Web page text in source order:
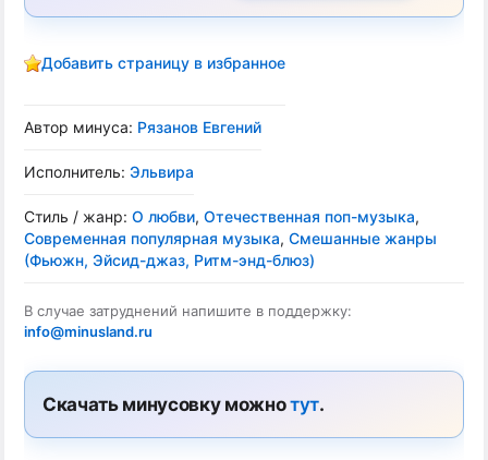
Добавить страницу в избранное
Автор минуса: Рязанов Евгений
Исполнитель: Эльвира
Стиль / жанр: О любви, Отечественная поп-музыка,
Современная популярная музыка, Смешанные жанры
(Фьюжн, Эйсид-джаз, Ритм-энд-блюз)
В случае затруднений напишите в поддержку:
info@minusland.ru
Скачать минусовку можнотут.